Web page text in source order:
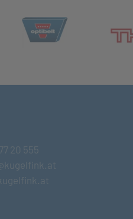
in neuem Tab)
20 555